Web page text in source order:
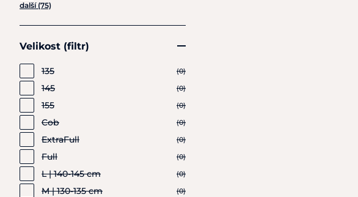
další (75)
Velikost (filtr)
135 (0)
145 (0)
155 (0)
Cob (0)
ExtraFull (0)
Full (0)
L | 140-145 cm (0)
M | 130-135 cm (0)